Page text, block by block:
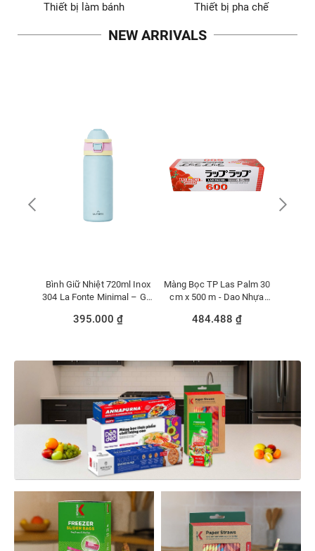
Thiết bị làm bánh Thiết bị pha chế
NEW ARRIVALS
Bình Giữ Nhiệt 720ml Inox
304 La Fonte Minimal – Giữ
395.000 ₫
Màng Bọc TP Las Palm 30
cm x 500 m - Dao Nhựa
484.488 ₫
Bảo quản tươi lâu, chế
biến nhanh chóng